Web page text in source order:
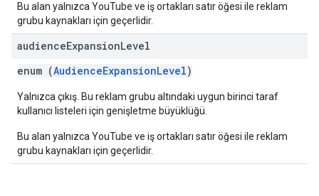
Bu alan yalnızca YouTube ve iş ortakları satır öğesi ile reklam
grubu kaynakları için geçerlidir.
audienceExpansionLevel
enum (AudienceExpansionLevel)
Yalnızca çıkış. Bu reklam grubu altındaki uygun birinci taraf
kullanıcı listeleri için genişletme büyüklüğü.
Bu alan yalnızca YouTube ve iş ortakları satır öğesi ile reklam
grubu kaynakları için geçerlidir.